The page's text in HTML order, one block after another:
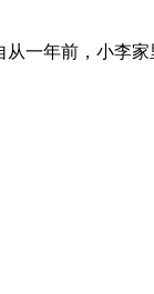
一年前，小李